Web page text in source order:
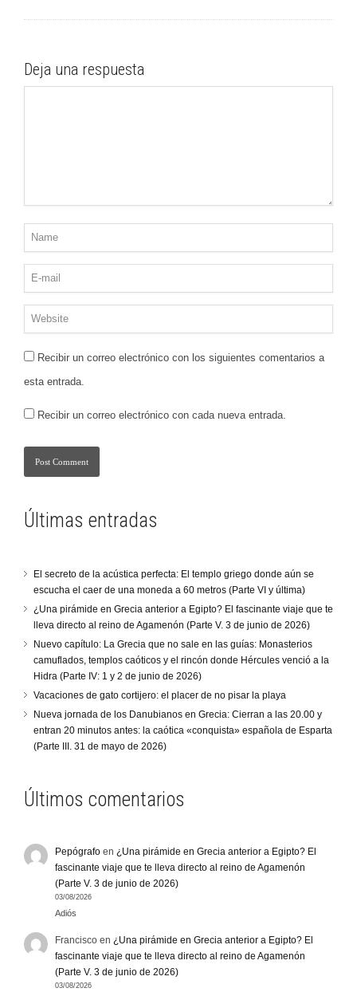
Deja una respuesta
Recibir un correo electrónico con los siguientes comentarios a
esta entrada.
Recibir un correo electrónico con cada nueva entrada.
Últimas entradas
El secreto de la acústica perfecta: El templo griego donde aún se
escucha el caer de una moneda a 60 metros (Parte VI y última)
¿Una pirámide en Grecia anterior a Egipto? El fascinante viaje que te
lleva directo al reino de Agamenón (Parte V. 3 de junio de 2026)
Nuevo capítulo: La Grecia que no sale en las guías: Monasterios
camuflados, templos caóticos y el rincón donde Hércules venció a la
Hidra (Parte IV: 1 y 2 de junio de 2026)
Vacaciones de gato cortijero: el placer de no pisar la playa
Nueva jornada de los Danubianos en Grecia: Cierran a las 20.00 y
entran 20 minutos antes: la caótica «conquista» española de Esparta
(Parte III. 31 de mayo de 2026)
Últimos comentarios
Pepógrafo en ¿Una pirámide en Grecia anterior a Egipto? El
fascinante viaje que te lleva directo al reino de Agamenón
(Parte V. 3 de junio de 2026)
03/08/2026
Adiós
Francisco en ¿Una pirámide en Grecia anterior a Egipto? El
fascinante viaje que te lleva directo al reino de Agamenón
(Parte V. 3 de junio de 2026)
03/08/2026